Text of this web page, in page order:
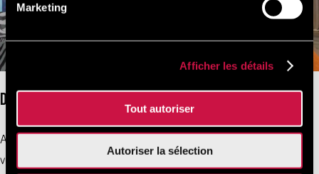
Marketing
Afficher les détails
Tout autoriser
Autoriser la sélection
Design Single Star
Après une journée merveilleuse dans Athènes, détendez-
vous dans cette chambre simple prévue pour une